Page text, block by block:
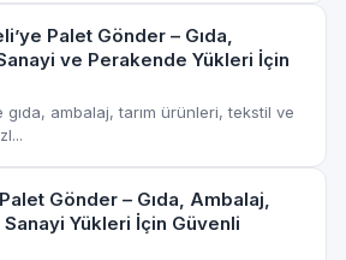
Palet Gönder – Gıda,
ve Perakende Yükleri İçin
gıda, ambalaj, tarım ürünleri, tekstil ve
Gönder – Gıda, Ambalaj,
Yükleri İçin Güvenli